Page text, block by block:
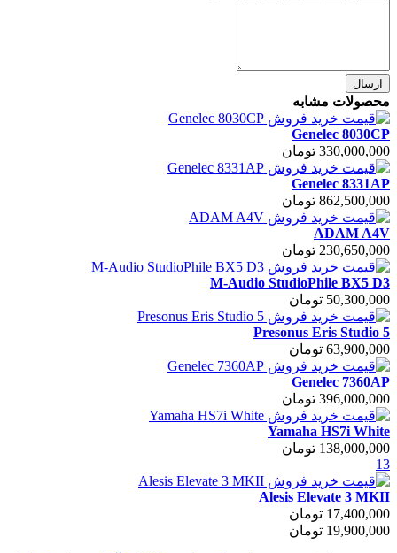
ارسال
محصولات مشابه
Genelec 8030CP
330,000,000 تومان
Genelec 8331AP
862,500,000 تومان
ADAM A4V
230,650,000 تومان
M-Audio StudioPhile BX5 D3
50,300,000 تومان
Presonus Eris Studio 5
63,900,000 تومان
Genelec 7360AP
396,000,000 تومان
Yamaha HS7i White
138,000,000 تومان
13
Alesis Elevate 3 MKII
17,400,000 تومان
19,900,000 تومان